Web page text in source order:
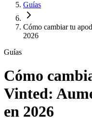
Guías
Cómo cambiar tu
2026
Guías
Cómo
Vinted:
en 2026